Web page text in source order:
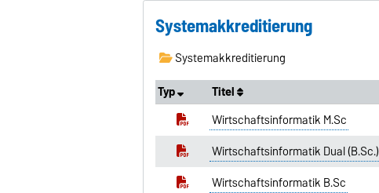
Systemakkreditierung
Systemakkreditierung
Typ
Titel
Wirtschaftsinformatik M.Sc
Wirtschaftsinformatik Dual (B.Sc.)
Wirtschaftsinformatik B.Sc